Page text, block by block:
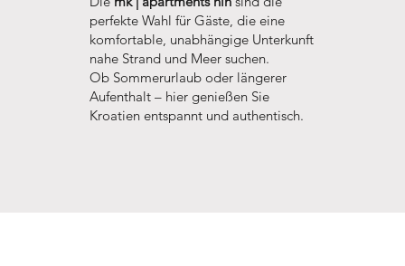
perfekte Wahl für Gäste, die eine
komfortable, unabhängige Unterkunft
nahe Strand und Meer suchen.
Ob Sommerurlaub oder längerer
Aufenthalt – hier genießen Sie
Kroatien entspannt und authentisch.